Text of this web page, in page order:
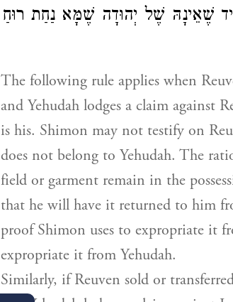
שֶׁאֵינָהּ שֶׁל יְהוּדָה שֶׁמָּא נַחַת רוּחַ
The following rule applies when
and Yehudah lodges a claim against
is his. Shimon may not testify on
does not belong to Yehudah. The
field or garment remain in the
that he will have it returned to him
proof Shimon uses to expropriate it
expropriate it from Yehudah.
Similarly, if Reuven sold or